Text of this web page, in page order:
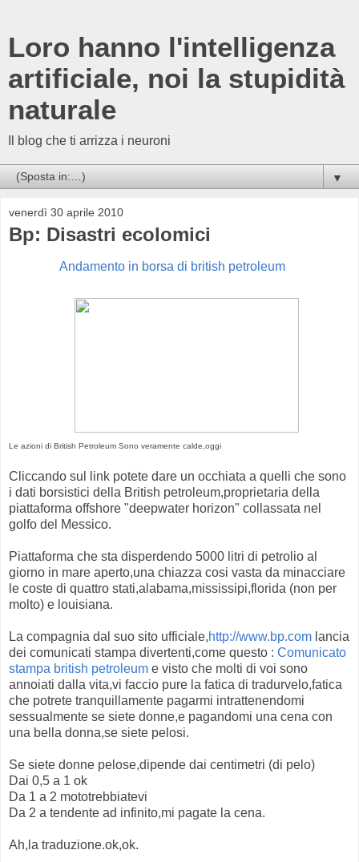
Loro hanno l'intelligenza
artificiale, noi la stupidità
naturale
Il blog che ti arrizza i neuroni
▼
venerdì 30 aprile 2010
Bp: Disastri ecolomici
Andamento in borsa di british petroleum
Le azioni di British Petroleum Sono veramente calde,oggi
Cliccando sul link potete dare un occhiata a quelli che sono
i dati borsistici della British petroleum,proprietaria della
piattaforma offshore "deepwater horizon" collassata nel
golfo del Messico.
Piattaforma che sta disperdendo 5000 litri di petrolio al
giorno in mare aperto,una chiazza cosi vasta da minacciare
le coste di quattro stati,alabama,mississipi,florida (non per
molto) e louisiana.
La compagnia dal suo sito ufficiale,http://www.bp.com lancia
dei comunicati stampa divertenti,come questo : Comunicato
stampa british petroleum e visto che molti di voi sono
annoiati dalla vita,vi faccio pure la fatica di tradurvelo,fatica
che potrete tranquillamente pagarmi intrattenendomi
sessualmente se siete donne,e pagandomi una cena con
una bella donna,se siete pelosi.
Se siete donne pelose,dipende dai centimetri (di pelo)
Dai 0,5 a 1 ok
Da 1 a 2 mototrebbiatevi
Da 2 a tendente ad infinito,mi pagate la cena.
Ah,la traduzione.ok,ok.